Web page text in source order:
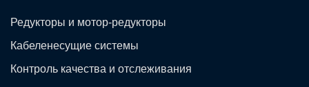
Редукторы и мотор-редукторы
Кабеленесущие системы
Контроль качества и отслеживания